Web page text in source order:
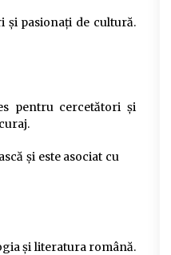
și pasionați de cultură.
pentru cercetători și
și este asociat cu
și literatura română.